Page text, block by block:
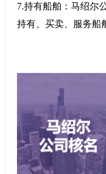
7.持有船舶：马绍尔
持有、买卖、服务船